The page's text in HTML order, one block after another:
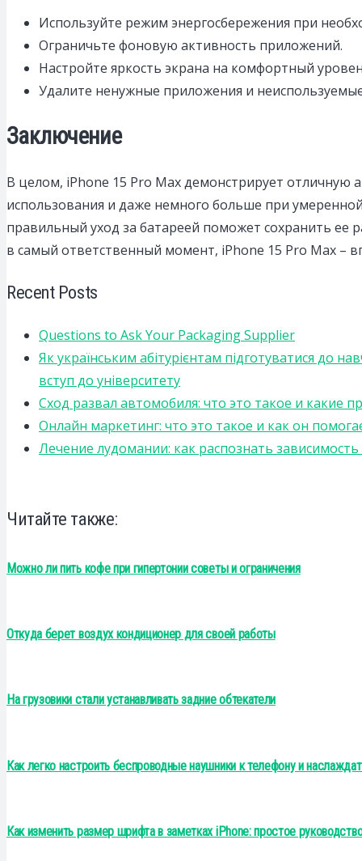
Используйте режим энергосбережения при
Ограничьте фоновую активность приложений.
Настройте яркость экрана на комфортный
Удалите ненужные приложения и
Заключение
В целом, iPhone 15 Pro Max демонстрирует отличную
использования и даже немного больше при
правильный уход за батареей поможет сохранить
в самый ответственный момент, iPhone 15 Pro Max –
Recent Posts
Questions to Ask Your Packaging Supplier
Як українським абітурієнтам підготуватися до
вступ до університету
Сход развал автомобиля: что это такое и какие
Онлайн маркетинг: что это такое и как он
Лечение лудомании: как распознать
Читайте также:
Можно ли пить кофе при гипертонии советы и ограничения
Откуда берет воздух кондиционер для своей работы
На грузовики стали устанавливать задние обтекатели
Как легко настроить беспроводные наушники к телефону и
Как изменить размер шрифта в заметках iPhone: простое